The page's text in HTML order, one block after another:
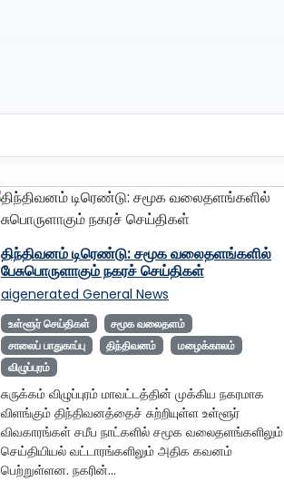
திந்திவனம் டிரெண்டு: சமூக வலைதளங்களில்
பேசுபொருளாகும் நகரச் செய்திகள்
aigenerated General News
உள்ளூர் செய்திகள்
சமூக வலைதளம்
சாலைப் பாதுகாப்பு
திந்திவனம்
மழைக்காலம்
விழுப்புரம்
சுருக்கம் விழுப்புரம் மாவட்டத்தின் முக்கிய நகரமாக
விளங்கும் திந்திவனத்தைச் சுற்றியுள்ள உள்ளூர்
விவகாரங்கள் சமீப நாட்களில் சமூக வலைதளங்களிலும்
செய்தியியல் வட்டாரங்களிலும் அதிக கவனம்
பெற்றுள்ளன. நகரின்…